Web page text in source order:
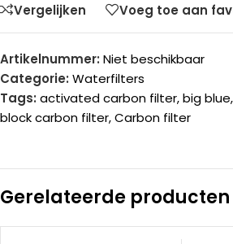
Vergelijken Voeg toe aan
Artikelnummer: Niet beschikbaar
Categorie: Waterfilters
Tags: activated carbon filter,big blue,
block carbon filter,Carbon filter
Gerelateerde producten